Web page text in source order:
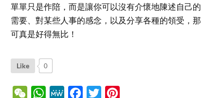
單單只是作陪，而是讓你可以沒有介懷地陳述自己的
需要、對某些人事的感念，以及分享各種的領受，那
可真是好得無比！
Like 0
WeChatWhatsApp
MeWe Facebook
Twitter